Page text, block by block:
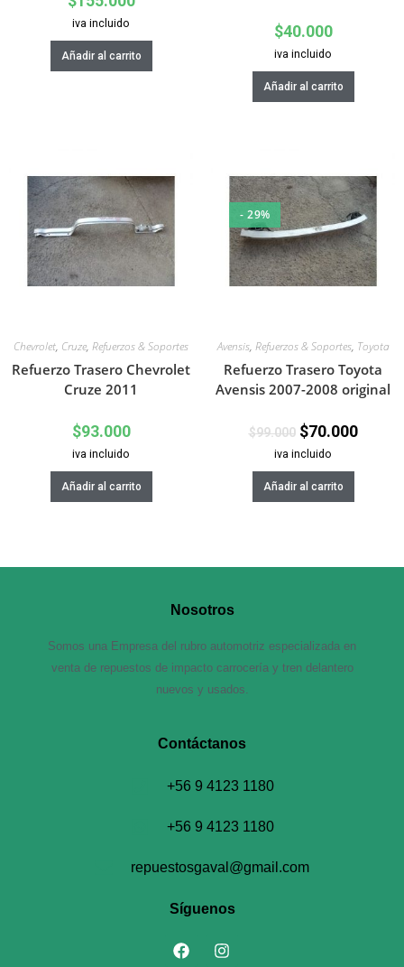
iva incluido
Añadir al carrito
$40.000
iva incluido
Añadir al carrito
Chevrolet, Cruze, Refuerzos & Soportes
Refuerzo Trasero Chevrolet
Cruze 2011
$93.000
iva incluido
Añadir al carrito
- 29%
Avensis, Refuerzos & Soportes, Toyota
Refuerzo Trasero Toyota
Avensis 2007-2008 original
$99.000 $70.000
iva incluido
Añadir al carrito
Nosotros
Somos una Empresa del rubro automotriz especializada en
venta de repuestos de impacto carrocería y tren delantero
nuevos y usados.
Contáctanos​
+56 9 4123 1180
+56 9 4123 1180
repuestosgaval@gmail.com
Síguenos